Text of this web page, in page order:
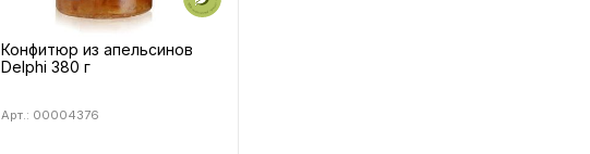
Конфитюр из апельсинов
Delphi 380 г
Арт.: 00004376